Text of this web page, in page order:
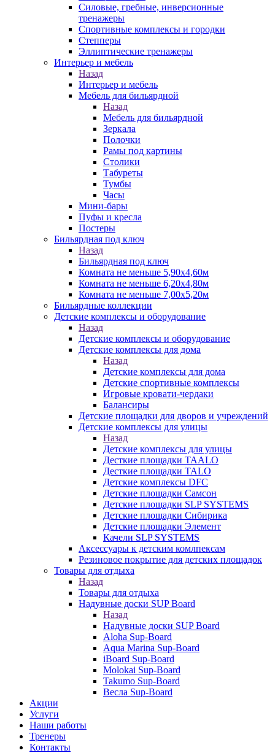
Силовые, гребные, инверсионные
тренажеры
Спортивные комплексы и городки
Степперы
Эллиптические тренажеры
Интерьер и мебель
Назад
Интерьер и мебель
Мебель для бильярдной
Назад
Мебель для бильярдной
Зеркала
Полочки
Рамы под картины
Столики
Табуреты
Тумбы
Часы
Мини-бары
Пуфы и кресла
Постеры
Бильярдная под ключ
Назад
Бильярдная под ключ
Комната не меньше 5,90х4,60м
Комната не меньше 6,20х4,80м
Комната не меньше 7,00х5,20м
Бильярдные коллекции
Детские комплексы и оборудование
Назад
Детские комплексы и оборудование
Детские комплексы для дома
Назад
Детские комплексы для дома
Детские спортивные комплексы
Игровые кровати-чердаки
Балансиры
Детские площадки для дворов и учреждений
Детские комплексы для улицы
Назад
Детские комплексы для улицы
Десткие площадки TAALO
Десткие площадки TALO
Детские комплексы DFC
Детские площадки Самсон
Детские площадки SLP SYSTEMS
Детские площадки Сибирика
Детские площадки Элемент
Качели SLP SYSTEMS
Аксессуары к детским комлпексам
Резиновое покрытие для детских площадок
Товары для отдыха
Назад
Товары для отдыха
Надувные доски SUP Board
Назад
Надувные доски SUP Board
Aloha Sup-Board
Aqua Marina Sup-Board
iBoard Sup-Board
Molokai Sup-Board
Takumo Sup-Board
Весла Sup-Board
Акции
Услуги
Наши работы
Тренеры
Контакты